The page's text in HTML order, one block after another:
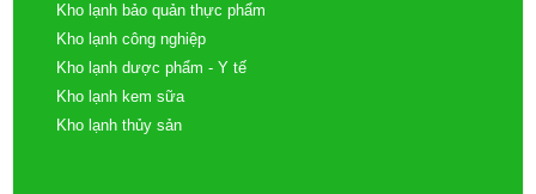
Kho lạnh bảo quản thực phẩm
Kho lạnh công nghiệp
Kho lạnh dược phẩm - Y tế
Kho lạnh kem sữa
Kho lạnh thủy sản